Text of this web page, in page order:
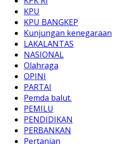
KPU
KPU BANGKEP
Kunjungan kenegaraan
LAKALANTAS
NASIONAL
Olahraga
OPINI
PARTAI
Pemda balut.
PEMILU
PENDIDIKAN
PERBANKAN
Pertanian